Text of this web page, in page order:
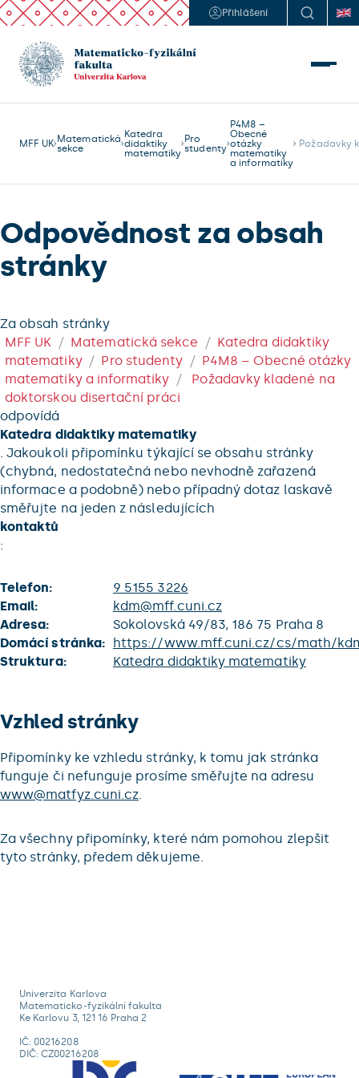
Přihlášení
MFF UK Matematická
sekce
Katedra
didaktiky
matematiky
Pro
studenty
P4M8 –
Obecné
otázky
matematiky
a informatiky
Požadavky
Odpovědnost za obsah
stránky
Za obsah stránky
MFF UK
Matematická sekce
Katedra didaktiky
matematiky
Pro studenty
P4M8 – Obecné otázky
matematiky a informatiky
Požadavky kladené na
doktorskou disertační práci
odpovídá
Katedra didaktiky matematiky
. Jakoukoli připomínku týkající se obsahu stránky
(chybná, nedostatečná nebo nevhodně zařazená
informace a podobně) nebo případný dotaz laskavě
směřujte na jeden z následujících
kontaktů
:
Telefon:
9 5155 3226
Email:
kdm@mff.cuni.cz
Adresa:
Sokolovská 49/83, 186 75 Praha 8
Domácí stránka: https://www.mff.cuni.cz/cs/math/
Struktura:
Katedra didaktiky matematiky
Vzhled stránky
Připomínky ke vzhledu stránky, k tomu jak stránka
funguje či nefunguje prosíme směřujte na adresu
www@matfyz.cuni.cz.
Za všechny připomínky, které nám pomohou zlepšit
tyto stránky, předem děkujeme.
Univerzita Karlova
Matematicko-fyzikální fakulta
Ke Karlovu 3, 121 16 Praha 2
IČ: 00216208
DIČ: CZ00216208